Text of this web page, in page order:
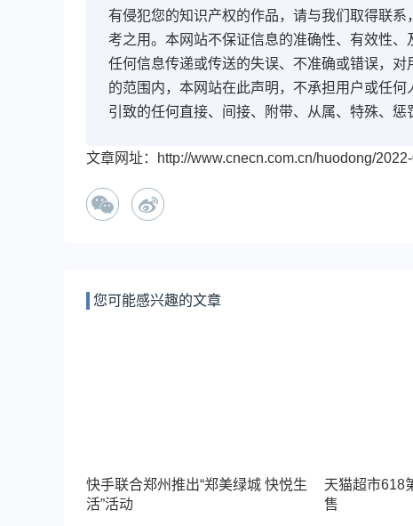
有侵犯您的知识产权的作品，请与我们取得联
考之用。本网站不保证信息的准确性、有效性
任何信息传递或传送的失误、不准确或错误，
的范围内，本网站在此声明，不承担用户或任
引致的任何直接、间接、附带、从属、特殊、惩
文章网址：http://www.cnecn.com.cn/huodong/
您可能感兴趣的文章
快手联合郑州推出“郑美绿城 快悦生
活”活动
天猫超市618
售